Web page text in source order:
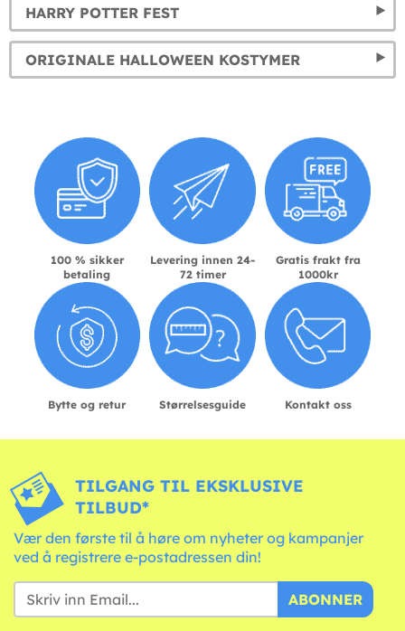
HARRY POTTER FEST
ORIGINALE HALLOWEEN KOSTYMER
100 % sikker
betaling
Levering innen 24-
72 timer
Gratis frakt fra
1000kr
Bytte og retur Størrelsesguide Kontakt oss
TILGANG TIL EKSKLUSIVE
TILBUD*
Vær den første til å høre om nyheter og kampanjer
ved å registrere e-postadressen din!
ABONNER